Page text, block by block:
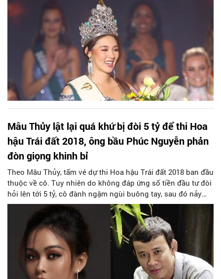
Mâu Thủy lật lại quá khứ bị đòi 5 tỷ để thi Hoa
hậu Trái đất 2018, ông bầu Phúc Nguyễn phản
đòn giọng khinh bỉ
Theo Mâu Thủy, tấm vé dự thi Hoa hậu Trái đất 2018 ban đầu
thuộc về cô. Tuy nhiên do không đáp ứng số tiền đầu tư đòi
hỏi lên tới 5 tỷ, cô đành ngậm ngùi buông tay, sau đó nảy
sinh mâu thuẫn với đơn vị giữ bản quyền